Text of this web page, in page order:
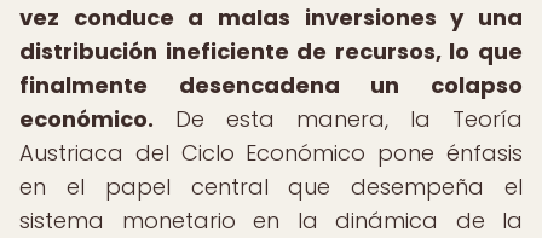
vez conduce a malas inversiones y una
distribución ineficiente de recursos, lo que
finalmente desencadena un colapso
económico. De esta manera, la Teoría
Austriaca del Ciclo Económico pone énfasis
en el papel central que desempeña el
sistema monetario en la dinámica de la